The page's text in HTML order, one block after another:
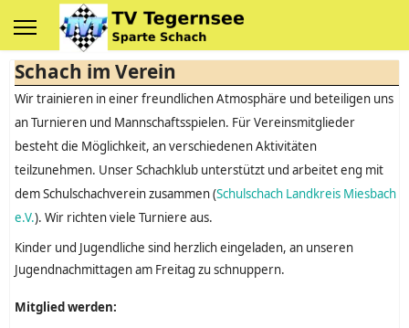
Schach im Verein
Wir trainieren in einer freundlichen Atmosphäre und beteiligen uns
an Turnieren und Mannschaftsspielen. Für Vereinsmitglieder
besteht die Möglichkeit, an verschiedenen Aktivitäten
teilzunehmen. Unser Schachklub unterstützt und arbeitet eng mit
dem Schulschachverein zusammen (Schulschach Landkreis Miesbach
e.V.). Wir richten viele Turniere aus.
Kinder und Jugendliche sind herzlich eingeladen, an unseren
Jugendnachmittagen am Freitag zu schnuppern.
Mitglied werden: